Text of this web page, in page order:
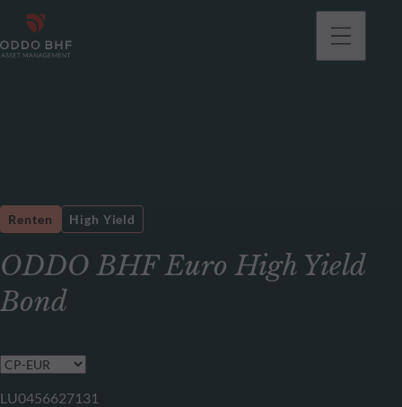
ODDO BHF Euro High Yield
Bond
Renten High Yield
LU0456627131